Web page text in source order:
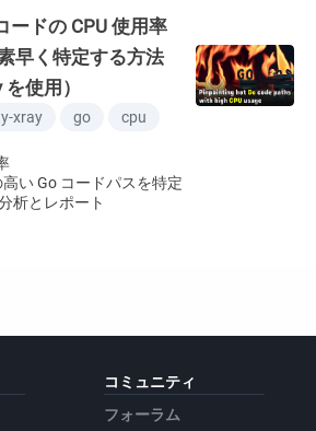
ードの CPU 使用率
早く特定する方法
を使用）
xray go cpu
い Go コードパスを特定
析とレポート
コミュニティ
フォーラム